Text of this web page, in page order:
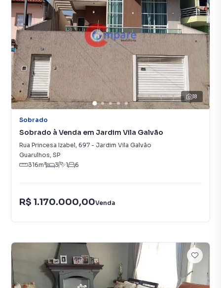
18
Sobrado
Sobrado à Venda em Jardim Vila Galvão
Rua Princesa Izabel, 697 - Jardim Vila Galvão
Guarulhos, SP
316m² 3 1 6
R$ 1.170.000,00Venda